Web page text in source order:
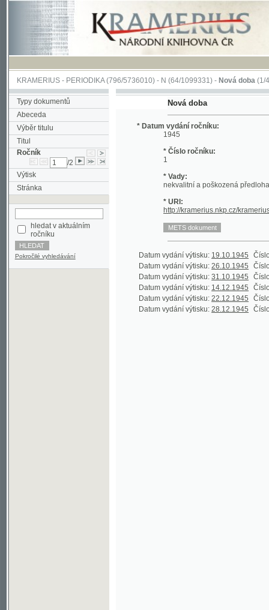
KRAMERIUS-PERIODIKA(796/5736010) -N(64/1099331) -Nová doba(1/428)
Typy dokumentů
Abeceda
Výběr titulu
Titul
Ročník
/2
Výtisk
Stránka
hledat v aktuálním
Pokročilé vyhledávání
Nová doba
* Datum vydání ročníku:
1945
* Číslo ročníku:
* Vady:
* URI:
http://kramerius.nkp.cz/kramerius/
Datum vydání výtisku:19.10.1945
Datum vydání výtisku:26.10.1945 Číslo
Datum vydání výtisku:31.10.1945 Číslo
Datum vydání výtisku:14.12.1945 Číslo
Datum vydání výtisku: 22.12.1945 Číslo
Datum vydání výtisku: 28.12.1945 Číslo